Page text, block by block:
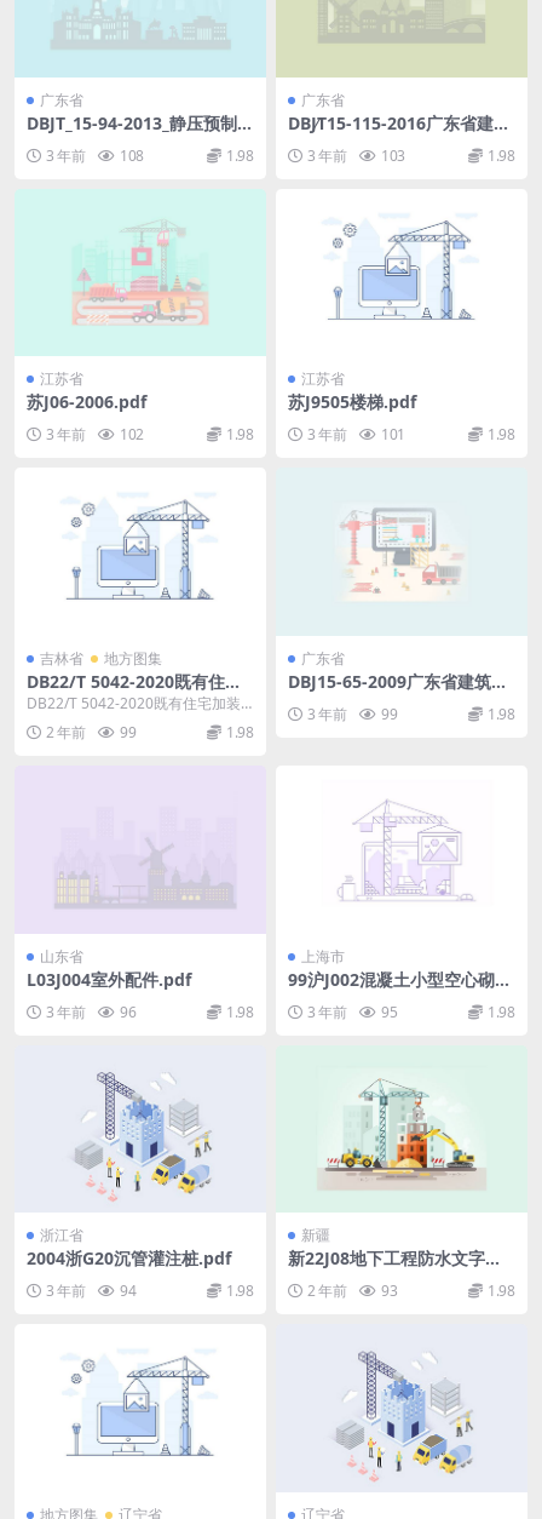
广东省
DBJT_15-94-2013_静压预制混
3 年前 108 1.98
广东省
DBJ∕T15-115-2016广东省建设
3 年前 103 1.98
江苏省
苏J06-2006.pdf
3 年前 102 1.98
江苏省
苏J9505楼梯.pdf
3 年前 101 1.98
吉林省 地方图集
DB22/T 5042-2020既有住宅
加装电梯结构加固技术标准.p
df
DB22/T 5042-2020既有住宅加装
电梯结构加固技术标准 吉林省工程
建设...2 年前 99 1.98
广东省
DBJ15-65-2009广东省建筑节
能工程施工质量验收规范.pdf
3 年前 99 1.98
山东省
L03J004室外配件.pdf
3 年前 96 1.98
上海市
99沪J002混凝土小型空心砌块
3 年前 95 1.98
浙江省
2004浙G20沉管灌注桩.pdf
3 年前 94 1.98
新疆
新22J08地下工程防水文字可
2 年前 93 1.98
地方图集 辽宁省 辽宁省